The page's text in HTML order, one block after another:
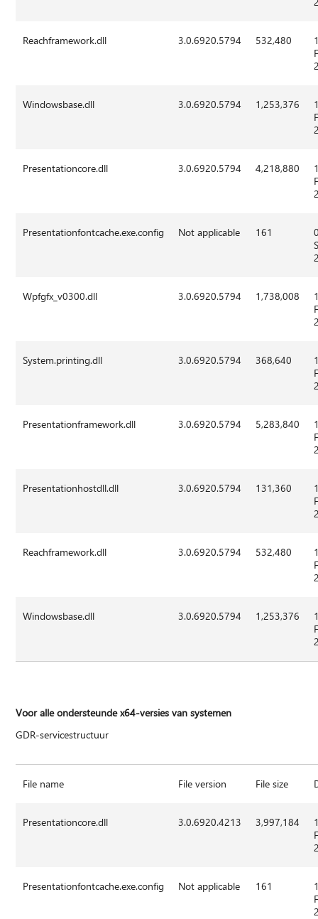
Reachframework.dll 3.0.6920.5794 532,480
Windowsbase.dll 3.0.6920.5794 1,253,376
Presentationcore.dll 3.0.6920.5794 4,218,880
Presentationfontcache.exe.config Not applicable 161
Wpfgfx_v0300.dll 3.0.6920.5794 1,738,008
System.printing.dll 3.0.6920.5794 368,640
Presentationframework.dll 3.0.6920.5794 5,283,840
Presentationhostdll.dll 3.0.6920.5794 131,360
Reachframework.dll 3.0.6920.5794 532,480
Windowsbase.dll 3.0.6920.5794 1,253,376
Voor alle ondersteunde x64-versies van systemen
GDR-servicestructuur
File name File version File size
Presentationcore.dll 3.0.6920.4213 3,997,184
Presentationfontcache.exe.config Not applicable 161